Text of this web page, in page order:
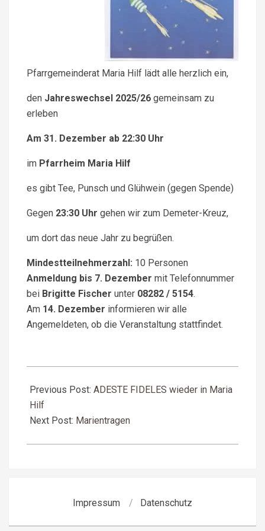
Pfarrgemeinderat Maria Hilf lädt alle herzlich ein,
den Jahreswechsel 2025/26 gemeinsam zu
erleben
Am 31. Dezember ab 22:30 Uhr
im Pfarrheim Maria Hilf
es gibt Tee, Punsch und Glühwein (gegen Spende)
Gegen 23:30 Uhr gehen wir zum Demeter-Kreuz,
um dort das neue Jahr zu begrüßen.
Mindestteilnehmerzahl: 10 Personen
Anmeldung bis 7. Dezember mit Telefonnummer
bei Brigitte Fischer unter 08282 / 5154.
Am 14. Dezember informieren wir alle
Angemeldeten, ob die Veranstaltung stattfindet.
11-
30
Previous Post: ADESTE FIDELES wieder in Maria
Hilf
Next Post: Marientragen
Impressum Datenschutz